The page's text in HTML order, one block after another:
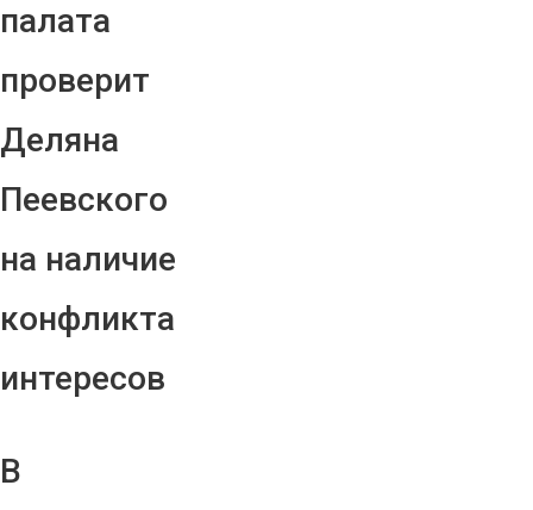
палата
проверит
Деляна
Пеевского
на наличие
конфликта
интересов
В